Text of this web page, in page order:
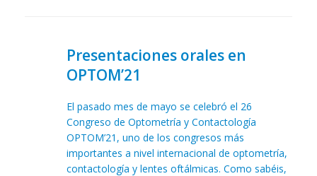
Presentaciones orales en
OPTOM’21
El pasado mes de mayo se celebró el 26
Congreso de Optometría y Contactología
OPTOM’21, uno de los congresos más
importantes a nivel internacional de optometría,
contactología y lentes oftálmicas. Como sabéis,